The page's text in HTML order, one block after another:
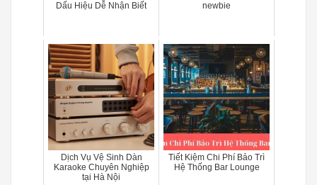
Dấu Hiệu Dễ Nhận Biết
newbie
Dịch Vụ Vệ Sinh Dàn
Karaoke Chuyên Nghiệp
tại Hà Nội
Tiết Kiệm Chi Phí Bảo Trì
Hệ Thống Bar Lounge